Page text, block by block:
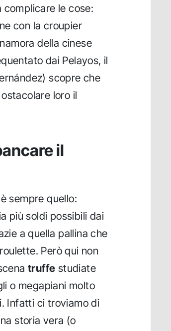
le cose:
con la croupier
della cinese
dai Pelayos, il
scopre che
loro il
il
sempre quello:
più soldi possibili dai
a quella pallina che
Però qui non
truffe studiate
o megapiani molto
Infatti ci troviamo di
storia vera (o